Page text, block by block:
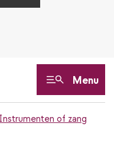
Menu
Instrumenten of zang